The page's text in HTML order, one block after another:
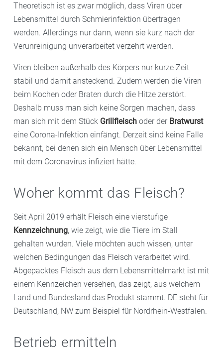
Theoretisch ist es zwar möglich, dass Viren über
Lebensmittel durch Schmierinfektion übertragen
werden. Allerdings nur dann, wenn sie kurz nach der
Verunreinigung unverarbeitet verzehrt werden.
Viren bleiben außerhalb des Körpers nur kurze Zeit
stabil und damit ansteckend. Zudem werden die Viren
beim Kochen oder Braten durch die Hitze zerstört.
Deshalb muss man sich keine Sorgen machen, dass
man sich mit dem Stück Grillfleisch oder der Bratwurst
eine Corona-Infektion einfängt. Derzeit sind keine Fälle
bekannt, bei denen sich ein Mensch über Lebensmittel
mit dem Coronavirus infiziert hätte.
Woher kommt das Fleisch?
Seit April 2019 erhält Fleisch eine vierstufige
Kennzeichnung, wie zeigt, wie die Tiere im Stall
gehalten wurden. Viele möchten auch wissen, unter
welchen Bedingungen das Fleisch verarbeitet wird.
Abgepacktes Fleisch aus dem Lebensmittelmarkt ist mit
einem Kennzeichen versehen, das zeigt, aus welchem
Land und Bundesland das Produkt stammt. DE steht für
Deutschland, NW zum Beispiel für Nordrhein-Westfalen.
Betrieb ermitteln